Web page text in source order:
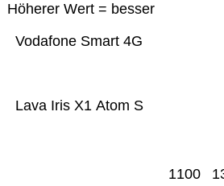
Höherer Wert = besser
Lava Iris X1 Atom S
Vodafone Smart 4G
1100